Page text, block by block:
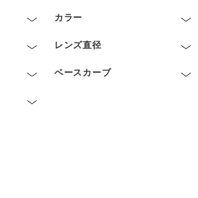
カラー
レンズ直径
ベースカーブ